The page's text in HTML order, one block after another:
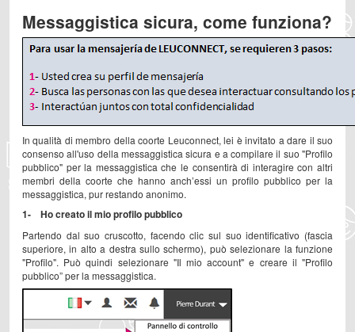
Messaggistica sicura, come funziona?
In qualità di membro della coorte Leuconnect, lei è invitato a dare il suo
consenso all'uso della messaggistica sicura e a compilare il suo "Profilo
pubblico" per la messaggistica che le consentirà di interagire con altri
membri della coorte che hanno anch’essi un profilo pubblico per la
messaggistica, pur restando anonimo.
1- Ho creato il mio profilo pubblico
Partendo dal suo cruscotto, facendo clic sul suo identificativo (fascia
superiore, in alto a destra sullo schermo), può selezionare la funzione
"Profilo". Può quindi selezionare "Il mio account" e creare il "Profilo
pubblico” per la messaggistica.